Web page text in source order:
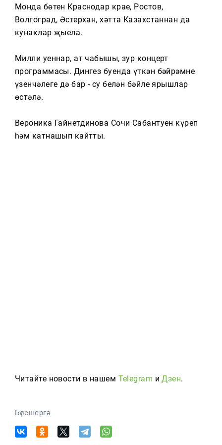
Монда бөтен Краснодар крае, Ростов,
Волгоград, Әстерхан, хәтта Казахстаннан да
кунаклар җыела.
Милли уеннар, ат чабышы, зур концерт
программасы. Дингез буенда үткән бәйрәмнең
үзенчәлеге дә бар - су белән бәйле ярышлар
өстәлә.
Вероника Гайнетдинова Сочи Сабантуен күреп
һәм катнашып кайтты.
Читайте новости в нашем Telegram иДзен.
Бүлешергә